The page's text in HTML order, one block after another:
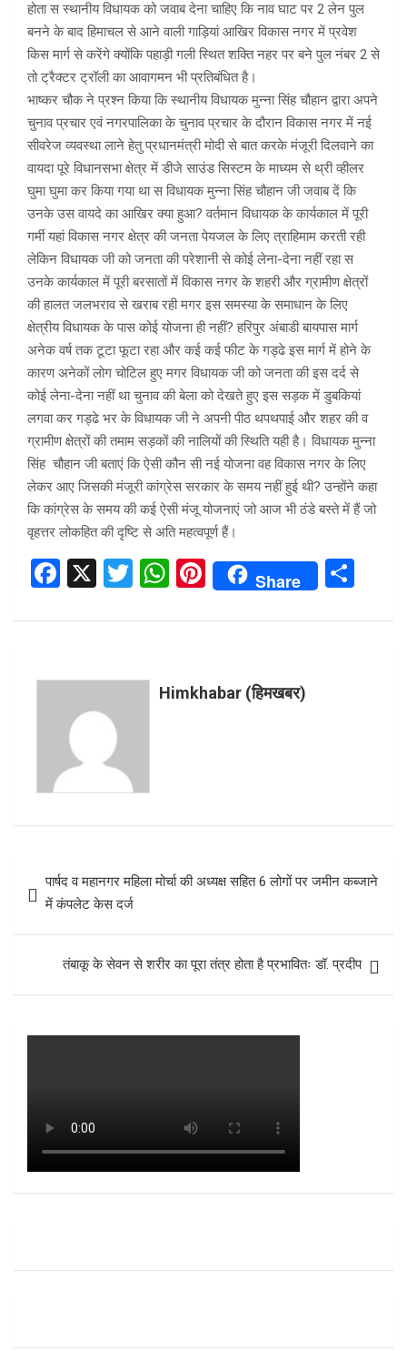
होता स स्थानीय विधायक को जवाब देना चाहिए कि नाव घाट पर 2 लेन पुल
बनने के बाद हिमाचल से आने वाली गाड़ियां आखिर विकास नगर में प्रवेश
किस मार्ग से करेंगे क्योंकि पहाड़ी गली स्थित शक्ति नहर पर बने पुल नंबर 2 से
तो ट्रैक्टर ट्रॉली का आवागमन भी प्रतिबंधित है।
भाष्कर चौक ने प्रश्न किया कि स्थानीय विधायक मुन्ना सिंह चौहान द्वारा अपने
चुनाव प्रचार एवं नगरपालिका के चुनाव प्रचार के दौरान विकास नगर में नई
सीवरेज व्यवस्था लाने हेतु प्रधानमंत्री मोदी से बात करके मंजूरी दिलवाने का
वायदा पूरे विधानसभा क्षेत्र में डीजे साउंड सिस्टम के माध्यम से थ्री व्हीलर
घुमा घुमा कर किया गया था स विधायक मुन्ना सिंह चौहान जी जवाब दें कि
उनके उस वायदे का आखिर क्या हुआ? वर्तमान विधायक के कार्यकाल में पूरी
गर्मी यहां विकास नगर क्षेत्र की जनता पेयजल के लिए त्राहिमाम करती रही
लेकिन विधायक जी को जनता की परेशानी से कोई लेना-देना नहीं रहा स
उनके कार्यकाल में पूरी बरसातों में विकास नगर के शहरी और ग्रामीण क्षेत्रों
की हालत जलभराव से खराब रही मगर इस समस्या के समाधान के लिए
क्षेत्रीय विधायक के पास कोई योजना ही नहीं? हरिपुर अंबाडी बायपास मार्ग
अनेक वर्ष तक टूटा फूटा रहा और कई कई फीट के गड्ढे इस मार्ग में होने के
कारण अनेकों लोग चोटिल हुए मगर विधायक जी को जनता की इस दर्द से
कोई लेना-देना नहीं था चुनाव की बेला को देखते हुए इस सड़क में डुबकियां
लगवा कर गड्ढे भर के विधायक जी ने अपनी पीठ थपथपाई और शहर की व
ग्रामीण क्षेत्रों की तमाम सड़कों की नालियों की स्थिति यही है। विधायक मुन्ना
सिंह चौहान जी बताएं कि ऐसी कौन सी नई योजना वह विकास नगर के लिए
लेकर आए जिसकी मंजूरी कांग्रेस सरकार के समय नहीं हुई थी? उन्होंने कहा
कि कांग्रेस के समय की कई ऐसी मंजू योजनाएं जो आज भी ठंडे बस्ते में हैं जो
वृहत्तर लोकहित की दृष्टि से अति महत्वपूर्ण हैं।
F
ce
o
o
k
X
T
tt
W
at
A
Pi
nt
er
t
Share
ar
Himkhabar (हिमखबर)
navigation
पार्षद व महानगर महिला मोर्चा की अध्यक्ष सहित 6 लोगों पर जमीन कब्जाने
में कंपलेट केस दर्ज
तंबाकू के सेवन से शरीर का पूरा तंत्र होता है प्रभावितः डॉ. प्रदीप